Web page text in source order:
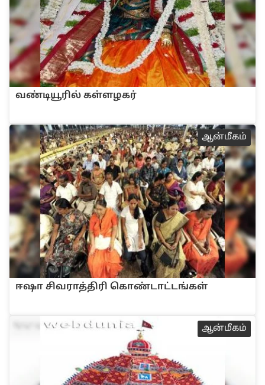
வ‌ண்டியூ‌ரி‌ல் க‌ள்ளழக‌ர்
ஆ‌ன்‌மீக‌ம்
ஈஷா ‌சிவரா‌த்‌தி‌ரி கொ‌ண்டா‌ட்ட‌ங்க‌ள்
ஆ‌ன்‌மீக‌ம்